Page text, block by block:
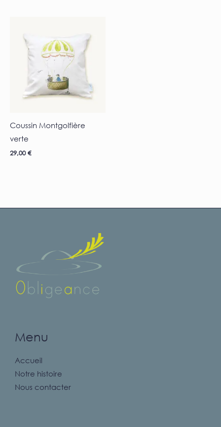
Coussin Montgolfière
verte
29,00€
Menu
Accueil
Notre histoire
Nous contacter